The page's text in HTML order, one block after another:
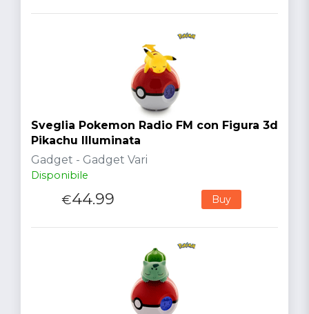
Sveglia Pokemon Radio FM con Figura 3d
Pikachu Illuminata
Gadget - Gadget Vari
Disponibile
€44.99 Buy